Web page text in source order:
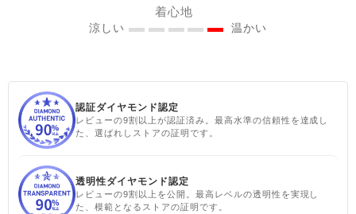
ッション
着心地
涼しい 温かい
認証ダイヤモンド認定
レビューの9割以上が認証済み。最高水準の信頼性を達成し
た、選ばれしストアの証明です。
透明性ダイヤモンド認定
レビューの9割以上を公開。最高レベルの透明性を実現し
た、模範となるストアの証明です。